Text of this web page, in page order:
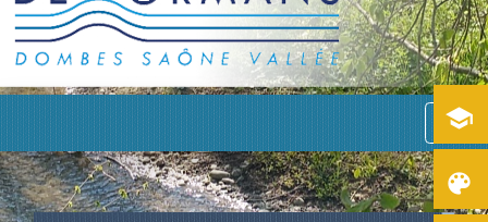
menu
school
color_lens